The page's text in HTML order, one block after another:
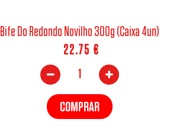
Bife Do Redondo Novilho 300g (Caixa 4un)
22.75 €
COMPRAR